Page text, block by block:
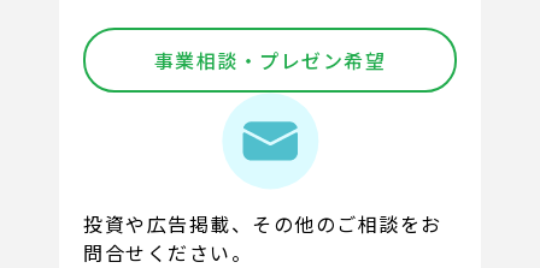
事業相談・プレゼン希望
投資や広告掲載、その他のご相談をお
問合せください。